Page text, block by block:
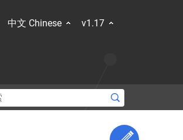
中文 Chinese v1.17